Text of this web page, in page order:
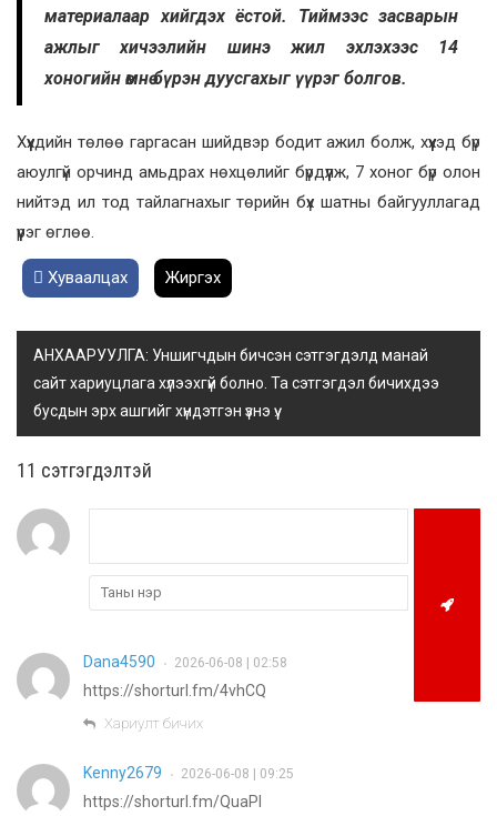
материалаар хийгдэх ёстой. Тиймээс засварын
ажлыг хичээлийн шинэ жил эхлэхээс 14
хоногийн өмнө бүрэн дуусгахыг үүрэг болгов.
Хүүхдийн төлөө гаргасан шийдвэр бодит ажил болж, хүүхэд бүр
аюулгүй орчинд амьдрах нөхцөлийг бүрдүүлж, 7 хоног бүр олон
нийтэд ил тод тайлагнахыг төрийн бүх шатны байгууллагад
үүрэг өглөө.
Хуваалцах Жиргэх
АНХААРУУЛГА: Уншигчдын бичсэн сэтгэгдэлд манай
сайт хариуцлага хүлээхгүй болно. Та сэтгэгдэл бичихдээ
бусдын эрх ашгийг хүндэтгэн үзнэ үү.
11 cэтгэгдэлтэй
Dana4590 • 2026-06-08 | 02:58
https://shorturl.fm/4vhCQ
Хариулт бичих
Kenny2679 • 2026-06-08 | 09:25
https://shorturl.fm/QuaPl